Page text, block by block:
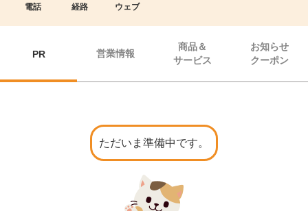
電話 経路 ウェブ
PR 営業情報
商品＆
サービス
お知らせ
クーポン
ただいま準備中です。